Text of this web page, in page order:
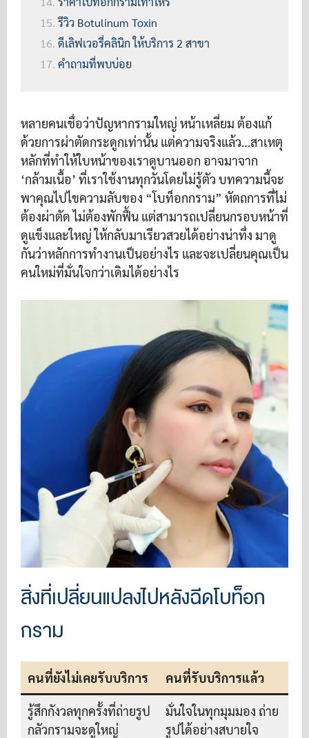
รีวิว Botulinum Toxin
ดีเลิฟเวอรี่คลินิก ให้บริการ 2 สาขา
คำถามที่พบบ่อย
หลายคนเชื่อว่าปัญหากรามใหญ่ หน้าเหลี่ยม ต้องแก้
ด้วยการผ่าตัดกระดูกเท่านั้น แต่ความจริงแล้ว…สาเหตุ
หลักที่ทำให้ใบหน้าของเราดูบานออก อาจมาจาก
‘กล้ามเนื้อ’ ที่เราใช้งานทุกวันโดยไม่รู้ตัว บทความนี้จะ
พาคุณไปไขความลับของ “โบท็อกกราม” หัตถการที่ไม่
ต้องผ่าตัด ไม่ต้องพักฟื้น แต่สามารถเปลี่ยนกรอบหน้าที่
ดูแข็งและใหญ่ ให้กลับมาเรียวสวยได้อย่างน่าทึ่ง มาดู
กันว่าหลักการทำงานเป็นอย่างไร และจะเปลี่ยนคุณเป็น
คนใหม่ที่มั่นใจกว่าเดิมได้อย่างไร
สิ่งที่เปลี่ยนแปลงไปหลังฉีดโบท็อก
กราม
คนที่ยังไม่เคยรับบริการ คนที่รับบริการแล้ว
รู้สึกกังวลทุกครั้งที่ถ่ายรูป
กลัวกรามจะดูใหญ่
มั่นใจในทุกมุมมอง ถ่าย
รูปได้อย่างสบายใจ